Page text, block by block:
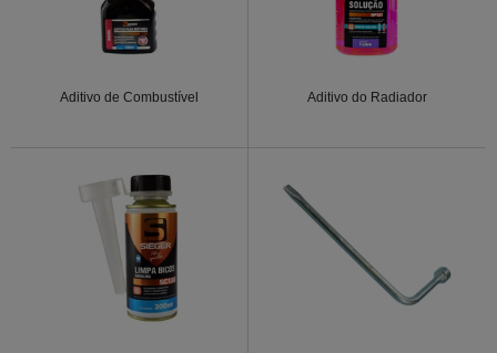
Aditivo de Combustível Aditivo do Radiador